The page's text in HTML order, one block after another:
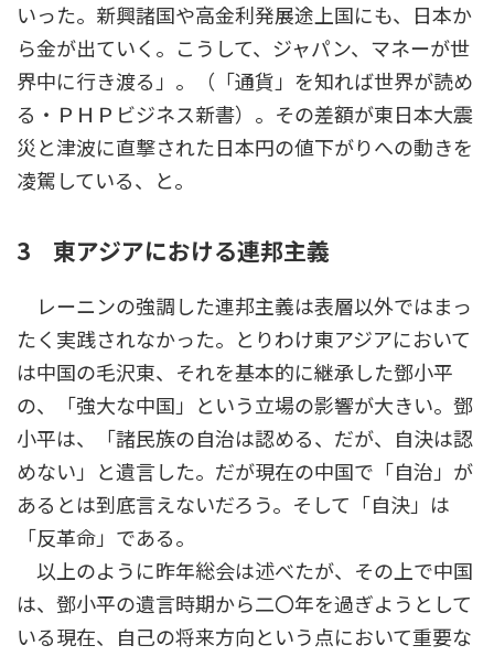
いった。新興諸国や高金利発展途上国にも、日本か
ら金が出ていく。こうして、ジャパン、マネーが世
界中に行き渡る」。（「通貨」を知れば世界が読め
る・ＰＨＰビジネス新書）。その差額が東日本大震
災と津波に直撃された日本円の値下がりへの動きを
凌駕している、と。
3 東アジアにおける連邦主義
レーニンの強調した連邦主義は表層以外ではまっ
たく実践されなかった。とりわけ東アジアにおいて
は中国の毛沢東、それを基本的に継承した鄧小平
の、「強大な中国」という立場の影響が大きい。鄧
小平は、「諸民族の自治は認める、だが、自決は認
めない」と遺言した。だが現在の中国で「自治」が
あるとは到底言えないだろう。そして「自決」は
「反革命」である。
以上のように昨年総会は述べたが、その上で中国
は、鄧小平の遺言時期から二〇年を過ぎようとして
いる現在、自己の将来方向という点において重要な